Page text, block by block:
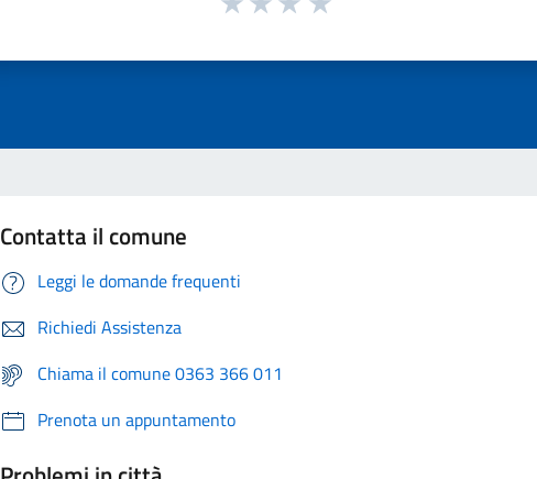
Contatta il comune
Leggi le domande frequenti
Richiedi Assistenza
Chiama il comune 0363 366 011
Prenota un appuntamento